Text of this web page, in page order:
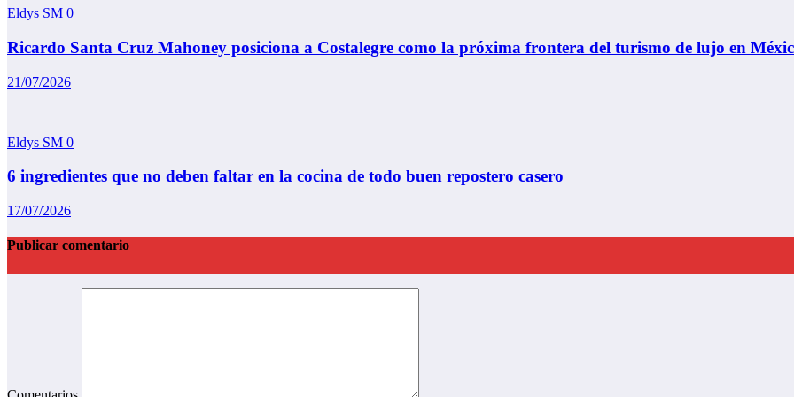
Eldys SM 0
Ricardo Santa Cruz Mahoney posiciona a Costalegre como la próxima frontera del turismo de lujo en
21/07/2026
Eldys SM 0
6 ingredientes que no deben faltar en la cocina de todo buen repostero casero
17/07/2026
Publicar comentario